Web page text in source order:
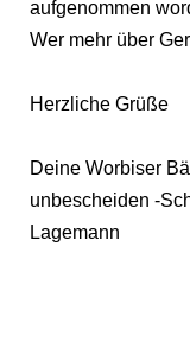
aufgenommen
Wer mehr über
Herzliche Grüße
Deine Worbiser
unbescheiden -
Lagemann